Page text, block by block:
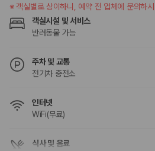
※객실별로 상이하니, 예약 전 업체에 문의하
객실시설 및 서비스
반려동물 가능
주차 및 교통
전기차 충전소
인터넷
WiFi(무료)
식사 및 음료